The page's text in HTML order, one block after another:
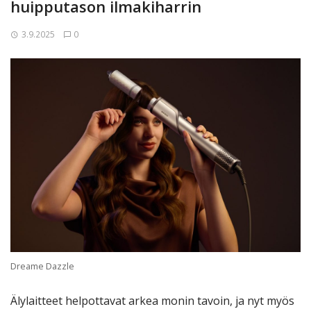
huipputason ilmakiharrin
3.9.2025 0
Dreame Dazzle
Älylaitteet helpottavat arkea monin tavoin, ja nyt myös